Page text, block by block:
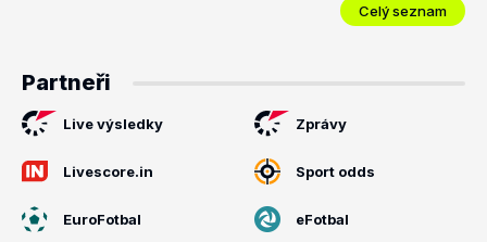
Celý seznam
Partneři
Live výsledky Zprávy
Livescore.in Sport odds
EuroFotbal eFotbal